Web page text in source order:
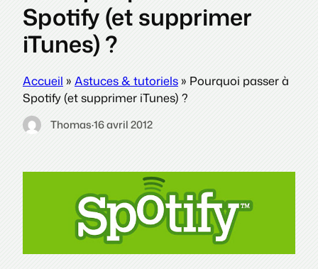
Spotify (et supprimer
iTunes) ?
Accueil » Astuces & tutoriels» Pourquoi passer à
Spotify (et supprimer iTunes) ?
Thomas·16 avril 2012